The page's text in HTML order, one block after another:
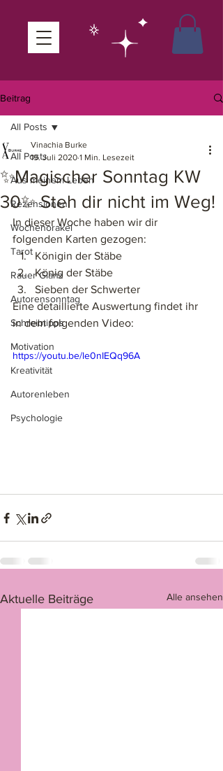
Beitrag
All Posts
Aus meinem Leben
Rezensionen
Wochenorakel
Tarot
Rauer Glanz
Autorensonntag
Schreibtipps
Motivation
Kreativität
Autorenleben
Psychologie
All Posts
✨Magischer Sonntag KW
30✨ Steh dir nicht im Weg!
Vinachia Burke
19. Juli 2020 1 Min. Lesezeit
In dieser Woche haben wir dir
folgenden Karten gezogen:
Königin der Stäbe
König der Stäbe
Sieben der Schwerter
Eine detaillierte Auswertung findet ihr
in dem folgenden Video:
https://youtu.be/le0nIEQq96A
Aktuelle Beiträge Alle ansehen